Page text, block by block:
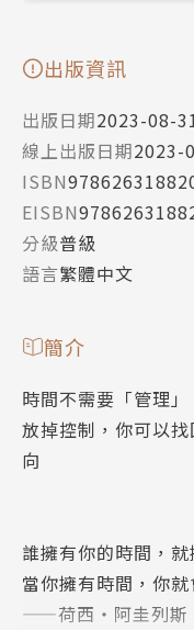
出版資訊
出版日期2023-08-
線上出版日期2023-
ISBN
EISBN
分級普級
語言繁體中文
簡介
時間不需要「管理」
放掉控制，你可以
向
誰擁有你的時間，就
當你擁有時間，你
——荷西・阿圭列斯